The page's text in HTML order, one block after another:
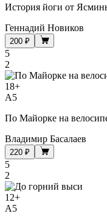
История йоги от
Геннадий Новиков
200 ₽
5
2
18+
A5
По Майорке на
Владимир Басалаев
220 ₽
5
2
12+
A5